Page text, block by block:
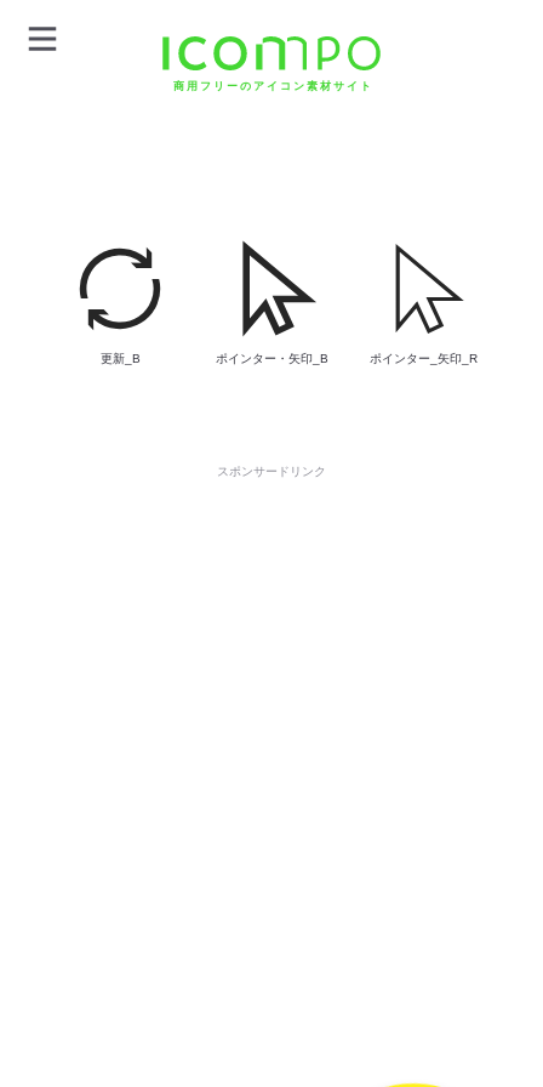
商用フリーのアイコン素材サイト
更新_B ポインター・矢印_B ポインター_矢印_R
スポンサードリンク